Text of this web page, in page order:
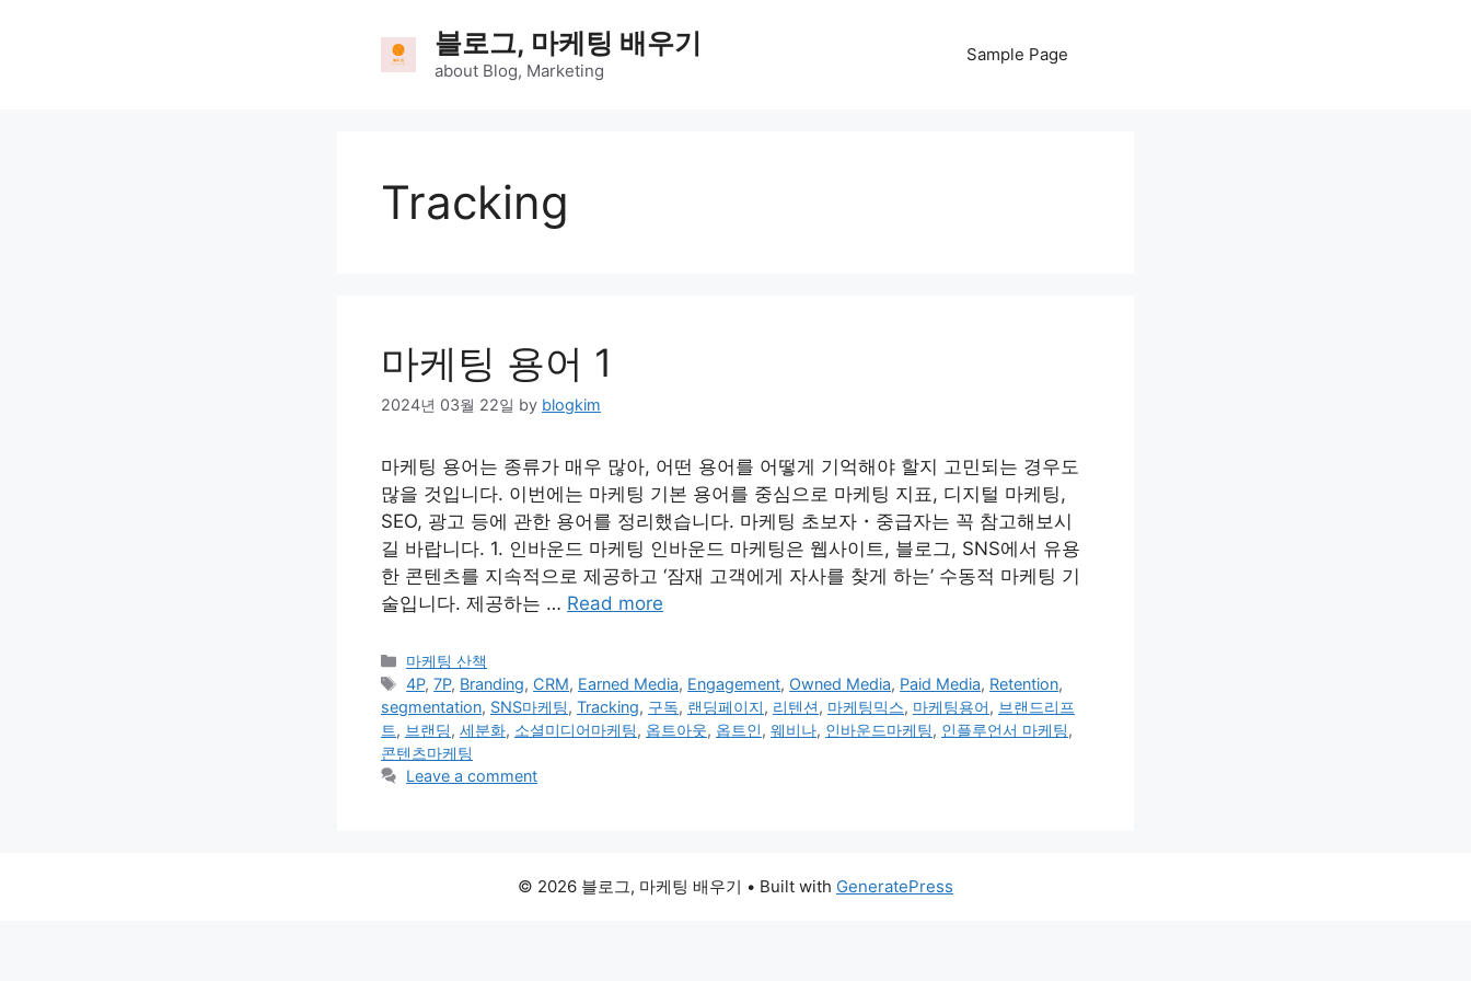
블로그, 마케팅 배우기
about Blog, Marketing
Sample Page
Tracking
마케팅 용어 1
2024년 03월 22일 by blogkim
마케팅 용어는 종류가 매우 많아, 어떤 용어를 어떻게 기억해야 할지 고민되는 경우도
많을 것입니다. 이번에는 마케팅 기본 용어를 중심으로 마케팅 지표, 디지털 마케팅,
SEO, 광고 등에 관한 용어를 정리했습니다. 마케팅 초보자・중급자는 꼭 참고해보시
길 바랍니다. 1. 인바운드 마케팅 인바운드 마케팅은 웹사이트, 블로그, SNS에서 유용
한 콘텐츠를 지속적으로 제공하고 ‘잠재 고객에게 자사를 찾게 하는’ 수동적 마케팅 기
술입니다. 제공하는 … Read more
Categories
마케팅 산책
Tags
4P,7P, Branding, CRM, Earned Media, Engagement, Owned Media, Paid Media, Retention,
segmentation, SNS마케팅, Tracking, 구독, 랜딩페이지, 리텐션, 마케팅믹스, 마케팅용어, 브랜드리프
트, 브랜딩, 세분화, 소셜미디어마케팅, 옵트아웃, 옵트인, 웨비나, 인바운드마케팅, 인플루언서 마케팅,
콘텐츠마케팅
Leave a comment
© 2026 블로그, 마케팅 배우기 • Built with GeneratePress